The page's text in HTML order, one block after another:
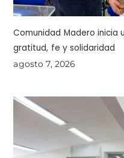
Comunidad Madero inicia
gratitud, fe y solidaridad
agosto 7, 2026